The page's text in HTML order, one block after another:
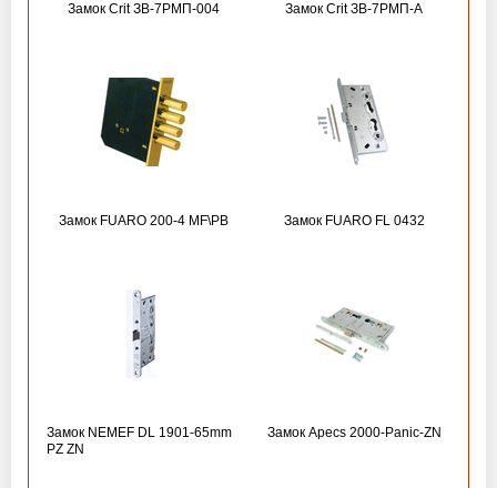
Замок Crit ЗВ-7РМП-004 Замок Crit ЗВ-7РМП-А
Замок FUARO 200-4 MF\РВ Замок FUARO FL 0432
Замок NEMEF DL 1901-65mm
PZ ZN
Замок Apecs 2000-Panic-ZN